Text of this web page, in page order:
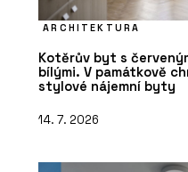
ARCHITEKTURA
Kotěrův byt s
bílými. V památkově
stylové nájemní byty
14. 7. 2026